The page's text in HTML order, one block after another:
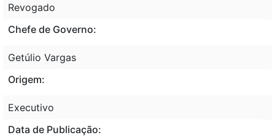
Revogado
Chefe de Governo:
Getúlio Vargas
Origem:
Executivo
Data de Publicação: